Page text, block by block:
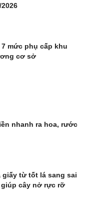
mức phụ cấp khu
cơ sở
nhanh ra hoa, rước
giấy từ tốt lá sang sai
cây nở rực rỡ